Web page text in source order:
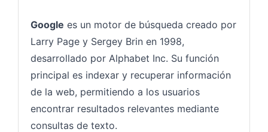
Google es un motor de búsqueda creado por
Larry Page y Sergey Brin en 1998,
desarrollado por Alphabet Inc. Su función
principal es indexar y recuperar información
de la web, permitiendo a los usuarios
encontrar resultados relevantes mediante
consultas de texto.